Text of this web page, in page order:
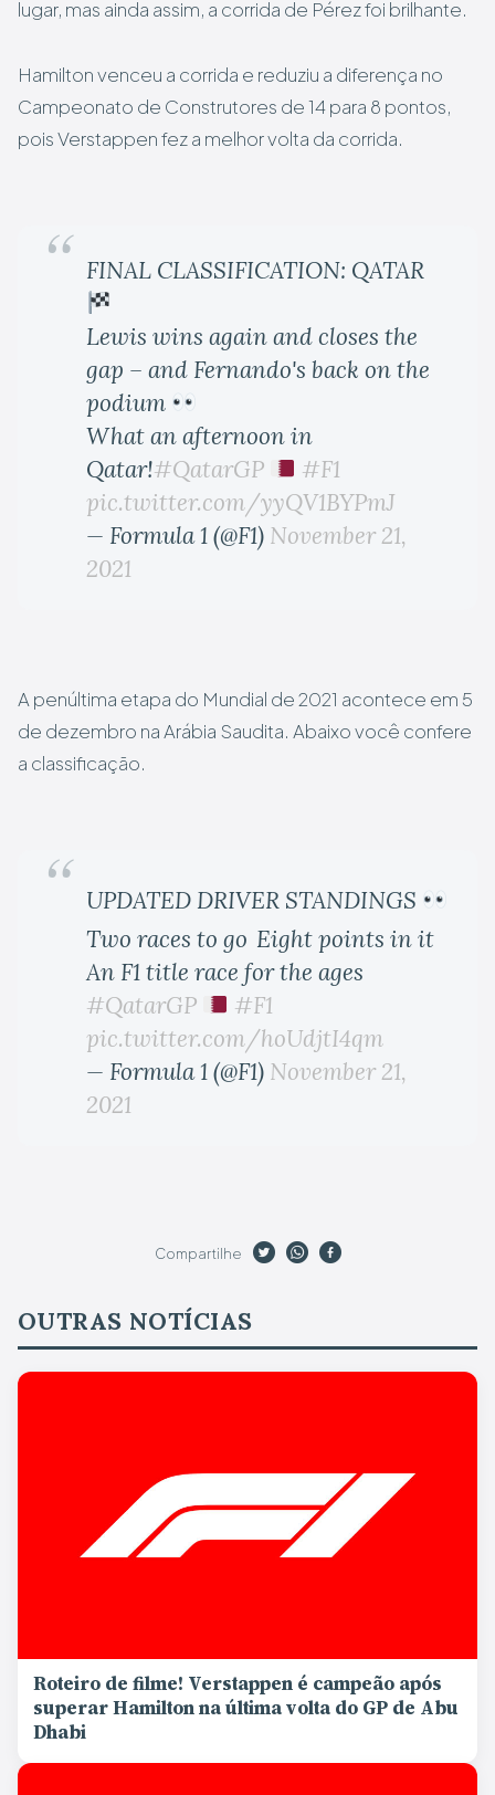
lugar, mas ainda assim, a corrida de Pérez foi brilhante.
Hamilton venceu a corrida e reduziu a diferença no
Campeonato de Construtores de 14 para 8 pontos,
pois Verstappen fez a melhor volta da corrida.
FINAL CLASSIFICATION: QATAR
Lewis wins again and closes the
gap – and Fernando's back on the
podium
What an afternoon in
Qatar!#QatarGP
#F1
pic.twitter.com/yyQV1BYPmJ
— Formula 1 (@F1) November 21,
2021
A penúltima etapa do Mundial de 2021 acontece em 5
de dezembro na Arábia Saudita. Abaixo você confere
a classificação.
UPDATED DRIVER STANDINGS
Two races to go Eight points in it
An F1 title race for the ages
#QatarGP
#F1
pic.twitter.com/hoUdjtI4qm
— Formula 1 (@F1) November 21,
2021
Compartilhe
OUTRAS NOTÍCIAS
Roteiro de filme! Verstappen é campeão após
superar Hamilton na última volta do GP de Abu
Dhabi